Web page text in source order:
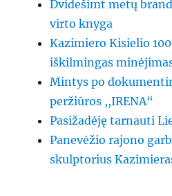
Dvidešimt metų
virto knyga
Kazimiero Kisielio
iškilmingas
Mintys po
peržiūros ,,IRENA“
Pasižadėję tarnauti
Panevėžio rajono
skulptorius